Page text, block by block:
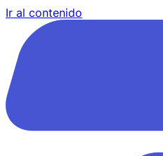
Ir al contenido